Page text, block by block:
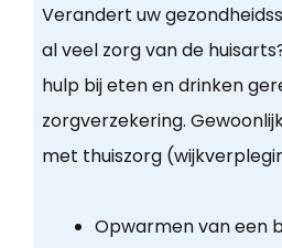
Verandert uw
al veel zorg van de
hulp bij eten en drinken
zorgverzekering.
met thuiszorg
Opwarmen van een